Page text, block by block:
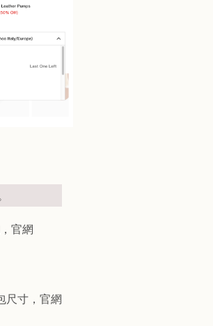
官網
尺寸，官網